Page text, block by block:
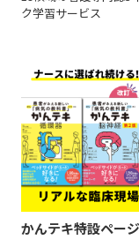
ク学習サービス
かんテキ特設ページ